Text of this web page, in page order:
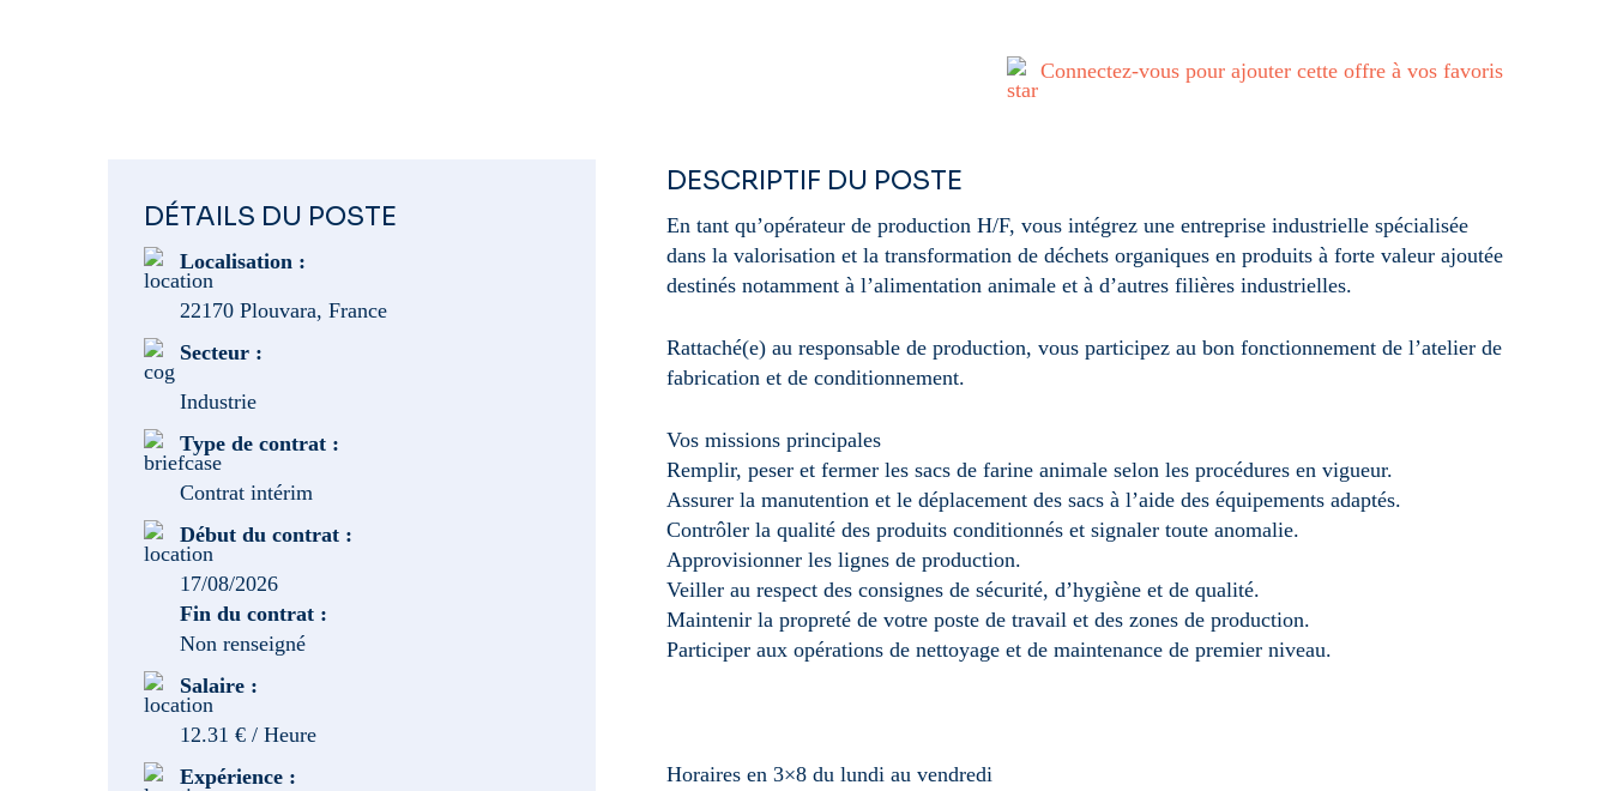
Connectez-vous pour ajouter cette offre à vos favoris
DÉTAILS DU POSTE
Localisation :
22170 Plouvara, France
Secteur :
Industrie
Type de contrat :
Contrat intérim
Début du contrat :
17/08/2026
Fin du contrat :
Non renseigné
Salaire :
12.31 € / Heure
Expérience :
DESCRIPTIF DU POSTE
En tant qu’opérateur de production H/F, vous intégrez une entreprise industrielle spécialisée
dans la valorisation et la transformation de déchets organiques en produits à forte valeur ajoutée
destinés notamment à l’alimentation animale et à d’autres filières industrielles.
Rattaché(e) au responsable de production, vous participez au bon fonctionnement de l’atelier de
fabrication et de conditionnement.
Vos missions principales
Remplir, peser et fermer les sacs de farine animale selon les procédures en vigueur.
Assurer la manutention et le déplacement des sacs à l’aide des équipements adaptés.
Contrôler la qualité des produits conditionnés et signaler toute anomalie.
Approvisionner les lignes de production.
Veiller au respect des consignes de sécurité, d’hygiène et de qualité.
Maintenir la propreté de votre poste de travail et des zones de production.
Participer aux opérations de nettoyage et de maintenance de premier niveau.
Horaires en 3×8 du lundi au vendredi